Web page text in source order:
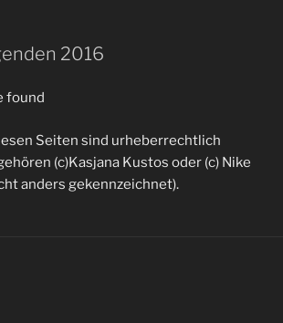
2016
found
Seiten sind urheberrechtlich
(c)Kasjana Kustos oder (c) Nike
anders gekennzeichnet).